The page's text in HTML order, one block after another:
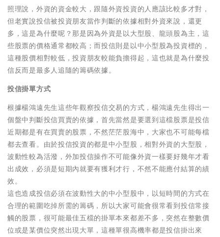
照理說，外資的資金較大，跟隨外資投資的人應該比較多才對，
但老實說投信被投資朋友當作判斷的依據相對外資來說，還更
多，這是為什麼呢？那是因為外資是以大型股、龍頭股為主，這
些股票的價格通常都較高；而投信則是以中小型股為投資標的，
這種股價相對較低，投資朋友較能負擔得起，這也就是為什麼投
信反而是最多人追隨的籌碼依據。
投信掛單方式
根據楊鴻遠先生這些年觀察投信交易的方式，楊鴻遠先生得出一
個盤中判斷投信買賣的依據，首先當然是要選到這檔股票是投信
近期都是有在買賣的股票，不然茫茫股海中，大家也不可能每檔
都去查看。由於投信投資的都是中小型股，相對外資的大型股，
波動性較為活潑，外加投信操作不可能像外資一樣要好幾年才看
出成效，必須是短期內就要有獲利才行，不然不能應付結算的績
效。
這也造成投信必須在波動性大的中小型股中，以短時間的方式在
合理的範圍吃掉所需的籌碼，所以大家可能會很常看到投信常接
觸的股票，很可能最佳五檔的掛單本來都差不多，突然在整數價
位或是某價位突然出現大單，這種單很高機率都是投信掛出來